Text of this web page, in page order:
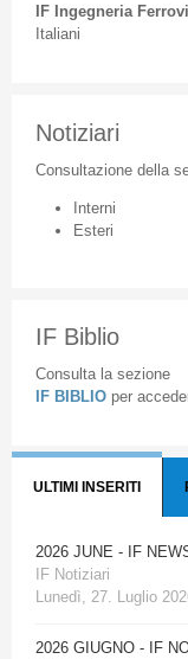
IF Ingegneria
Italiani
Notiziari
Consultazione della
Interni
Esteri
IF Biblio
Consulta la sezione
IF BIBLIO per
ULTIMI INSERITI
2026 JUNE - IF
IF Notiziari
Lunedì, 27. Luglio
2026 GIUGNO - IF